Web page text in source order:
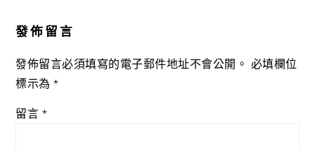
發佈留言
發佈留言必須填寫的電子郵件地址不會公開。 必填欄位
標示為*
留言 *